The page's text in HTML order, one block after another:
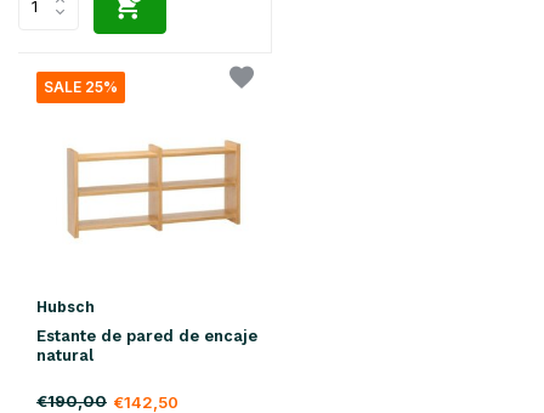
SALE 25%
Hubsch
Estante de pared de encaje
natural
€190,00 €142,50